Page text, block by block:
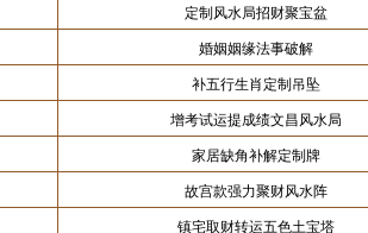
定制风水局招财聚宝盆
婚姻姻缘法事破解
补五行生肖定制吊坠
增考试运提成绩文昌风水局
家居缺角补解定制牌
故宫款强力聚财风水阵
镇宅取财转运五色土宝塔